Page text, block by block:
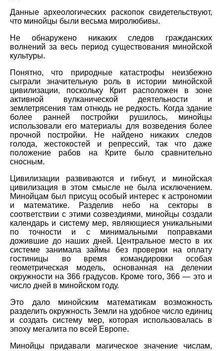
Данные археологических раскопок свидетельствуют,
что минойцы были весьма миролюбивы.
Не обнаружено никаких следов гражданских
волнений за весь период существования минойской
культуры.
Понятно, что природные катастрофы неизбежно
сыграли значительную роль в истории минойской
цивилизации, поскольку Крит расположен в зоне
активной вулканической деятельности и
землетрясения там отнюдь не редкость. Когда здание
более ранней постройки рушилось, минойцы
использовали его материалы для возведения более
прочной постройки. Не найдено никаких следов
голода, жестокостей и репрессий, так что даже
положение рабов на Крите было сравнительно
сносным.
Цивилизации развиваются и гибнут, и минойская
цивилизация в этом смысле не была исключением.
Минойцам был присущ особый интерес к астрономии
и математике. Разделив небо на секторы в
соответствии с этими созвездиями, минойцы создали
календарь и систему мер, являющиеся уникальными
по точности и с минимальными поправками
дожившие до наших дней. Центральное место в их
системе занимала займы без проверки на оплату
гостиницы во время командировки особая
геометрическая модель, основанная на делении
окружности на 366 градусов. Кроме того, 366 — это и
число дней в минойском году.
Это дало минойским математикам возможность
разделить окружность Земли на удобное число единиц
и создать систему мер, которая использовалась в
эпоху мегалита по всей Европе.
Минойцы придавали магическое значение числам,